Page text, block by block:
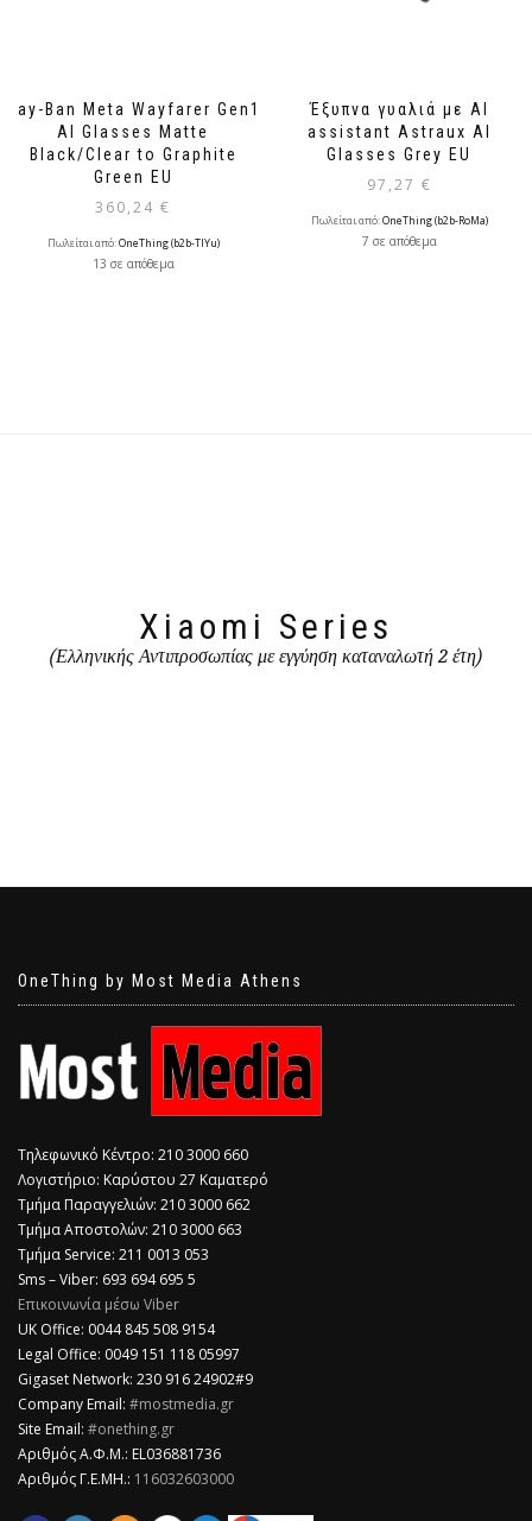
Ray-Ban Meta Wayfarer Gen1
AI Glasses Matte
Black/Clear to Graphite
Green EU
360,24 €
Πωλείται από:OneThing (b2b-TlYu)
13 σε απόθεμα
Έξυπνα γυαλιά με AI
assistant Astraux AI
Glasses Grey EU
97,27 €
Πωλείται από:OneThing (b2b-RoMa)
7 σε απόθεμα
Xiaomi Series
(Ελληνικής Αντιπροσωπίας με εγγύηση καταναλωτή 2 έτη)
OneThing by Most Media Athens
Τηλεφωνικό Κέντρο: 210 3000 660
Λογιστήριο: Καρύστου 27 Καματερό
Τμήμα Παραγγελιών: 210 3000 662
Τμήμα Αποστολών: 210 3000 663
Τμήμα Service: 211 0013 053
Sms – Viber: 693 694 695 5
Επικοινωνία μέσω Viber
​UK Office: 0044 845 508 9154
Legal Office: 0049 151 118 05997
Gigaset Network: 230 916 24902#9
Company Email: #mostmedia.gr
Site Email: #onething.gr
Αριθμός Α.Φ.Μ.: EL036881736
Αριθμός Γ.Ε.ΜΗ.: 116032603000